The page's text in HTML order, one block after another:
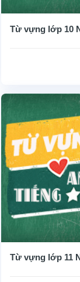
Từ vựng lớp 10
Từ vựng lớp 11